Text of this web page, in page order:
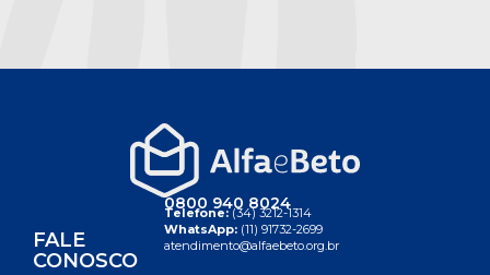
FALE
CONOSCO
0800 940 8024
Telefone:(34) 3212-1314
WhatsApp: (11) 91732-2699
atendimento@alfaebeto.org.br